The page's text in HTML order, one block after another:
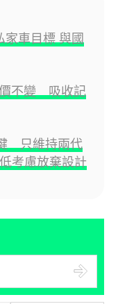
家車目標 與國
不變 吸收記
只維持兩代
考慮放棄設計